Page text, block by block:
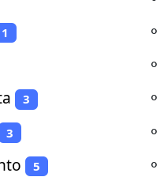
1
3
3
5
⚬
⚬
⚬
⚬
⚬